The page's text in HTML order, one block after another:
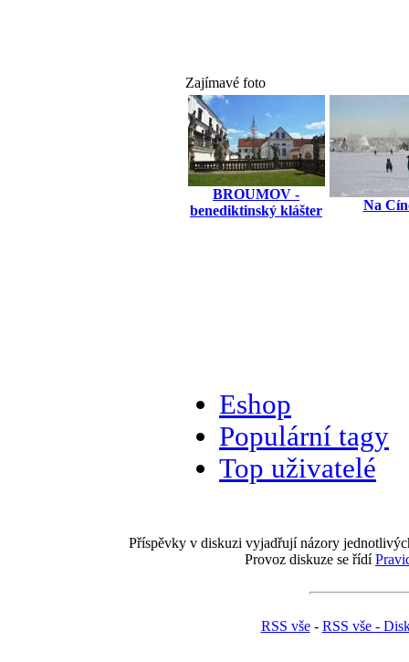
Zajímavé foto
BROUMOV -
benediktinský klášter
Na
Eshop
Populární tagy
Top uživatelé
Příspěvky v diskuzi vyjadřují názory
Provoz diskuze se řídí
RSS vše- RSS vše -